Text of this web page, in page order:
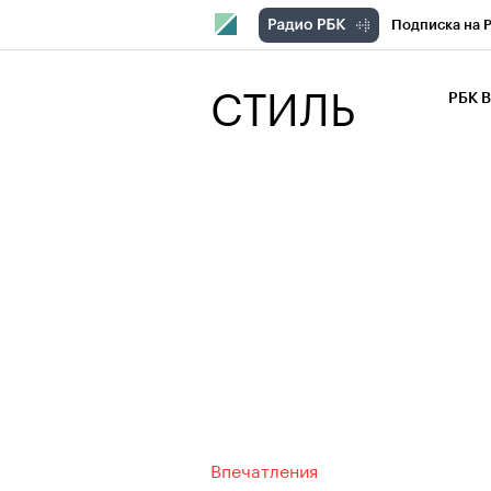
Подписка на
СТИЛЬ РБК
Впечатления